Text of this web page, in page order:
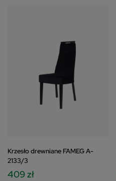
Krzesło drewniane FAMEG A-
2133/3
409 zł